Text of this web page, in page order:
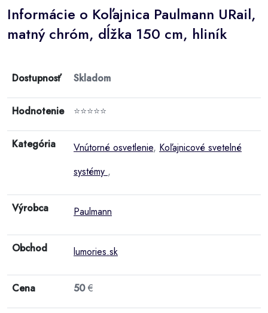
Informácie o Koľajnica Paulmann URail,
matný chróm, dĺžka 150 cm, hliník
Dostupnosť Skladom
Hodnotenie ⭐⭐⭐⭐⭐
Kategória Vnútorné osvetlenie, Koľajnicové svetelné
systémy ,
Výrobca Paulmann
Obchod lumories.sk
Cena 50€